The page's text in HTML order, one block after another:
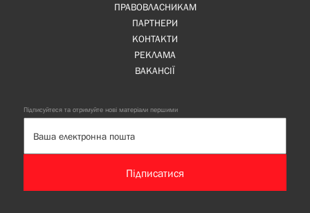
ПРАВОВЛАСНИКАМ
ПАРТНЕРИ
КОНТАКТИ
РЕКЛАМА
ВАКАНСІЇ
Підписуйтеся та отримуйте нові матеріали першими
Підписатися